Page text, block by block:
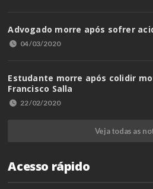
Advogado morre após sofrer
04/03/2020
Estudante morre após colidir
Francisco Salla
22/02/2020
Veja todas as
Acesso rápido